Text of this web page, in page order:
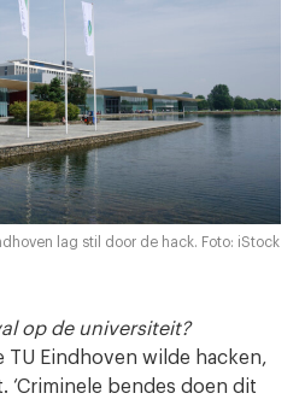
lag stil door de hack. Foto: iStock
op de universiteit?
TU Eindhoven wilde hacken,
‘Criminele bendes doen dit